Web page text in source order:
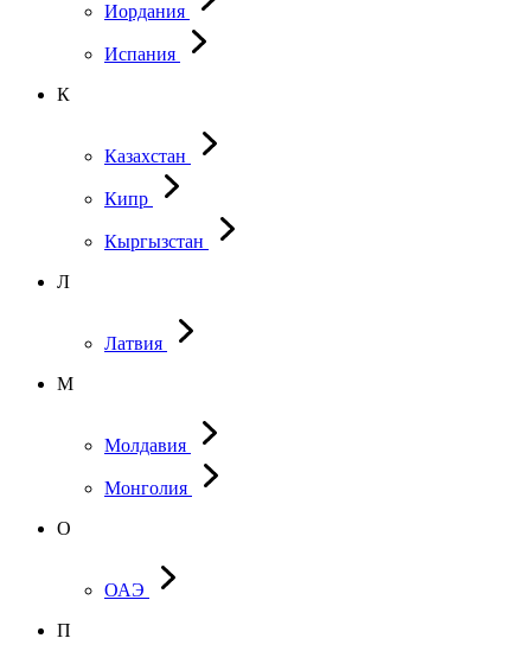
Иордания
Испания
К
Казахстан
Кипр
Кыргызстан
Л
Латвия
М
Молдавия
Монголия
О
ОАЭ
П